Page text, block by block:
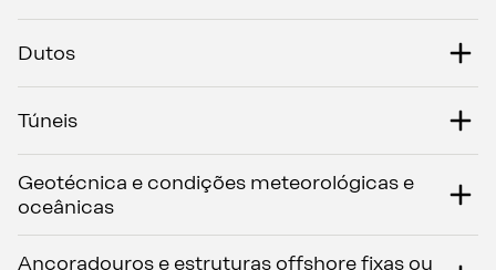
Dutos
Túneis
Geotécnica e condições meteorológicas e
oceânicas
Ancoradouros e estruturas offshore fixas ou